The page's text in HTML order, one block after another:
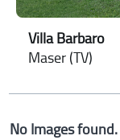
Villa Barbaro
Maser (TV)
No Images found.